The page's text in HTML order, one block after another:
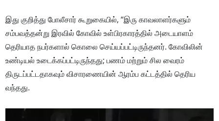
இது குறித்து போலீசார் கூறுகையில், “இரு காவலாளர்களும்
சம்பவத்தன்று இரவில் கோவில் உள்பிரகாரத்தில் அடையாளம்
தெரியாத நபர்களால் கொலை செய்யப்பட்டிருந்தனர். கோவிலின்
உண்டியல் உடைக்கப்பட்டிருந்தது; பணம் மற்றும் சில வைரம்
திருடப்பட்டதாகவும் விசாரணையின் ஆரம்ப கட்டத்தில் தெரிய
வந்தது.